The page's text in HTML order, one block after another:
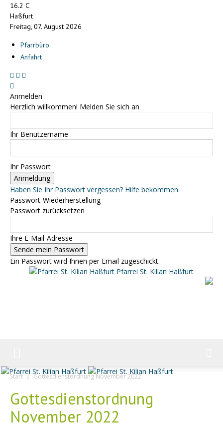
16.2 C
Haßfurt
Freitag, 07. August 2026
Pfarrbüro
Anfahrt
Anmelden
Herzlich willkommen! Melden Sie sich an
Ihr Benutzername
Ihr Passwort
Haben Sie Ihr Passwort vergessen? Hilfe bekommen
Passwort-Wiederherstellung
Passwort zurücksetzen
Ihre E-Mail-Adresse
Ein Passwort wird Ihnen per Email zugeschickt.
Pfarrei St. Kilian Haßfurt
Start Gottesdienstordnung November 2022
Gottesdienstordnung
November 2022